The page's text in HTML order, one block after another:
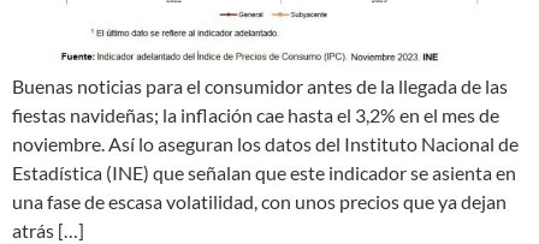
Buenas noticias para el consumidor antes de la llegada de las
fiestas navideñas; la inflación cae hasta el 3,2% en el mes de
noviembre. Así lo aseguran los datos del Instituto Nacional de
Estadística (INE) que señalan que este indicador se asienta en
una fase de escasa volatilidad, con unos precios que ya dejan
atrás […]